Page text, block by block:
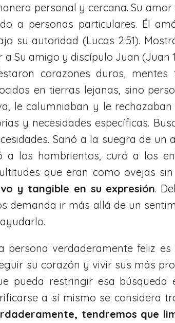
personal y cercana. Su
a personas particulares. Él
su autoridad (Lucas 2:51).
Su amigo y discípulo Juan (Juan
corazones duros,
en tierras lejanas, sino
le calumniaban y le rechazaban
y necesidades específicas.
Sanó a la suegra de un
a los hambrientos, curó a los
que eran como ovejas
y tangible en su expresión.
demanda ir más allá de un
persona verdaderamente feliz
su corazón y vivir sus más
pueda restringir esa búsqueda
a sí mismo se considera
tendremos que